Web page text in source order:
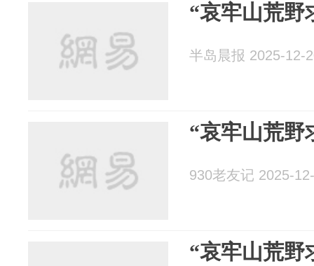
“哀牢山荒野
半岛晨报 2025-12-
“哀牢山荒野
930老友记 2025-
“哀牢山荒野